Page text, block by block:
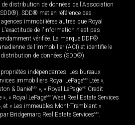
de distribution de données de l'Association
SDD® met en référence des
immobilières autres que Royal
de l'information n'est pas
vérifiée. La marque DDF®
de l’immobilier (ACI) et identifie le
de données (SDD®).
indépendantes. Les bureaux
immobiliers Royal LePageMD Ltée »,
& Daniel MD », « Royal LePageMD Credit
« Royal LePageMD West Real Estate Services
et « Les immeubles Mont-Tremblant »
Bridgemarq Real Estate ServicesMD.